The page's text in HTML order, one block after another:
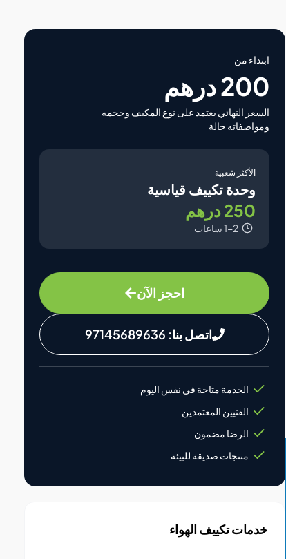
ابتداء من
200 درهم
السعر النهائي يعتمد على نوع المكيف وحجمه
ومواصفاته حالة
الأكثر شعبية
وحدة تكييف قياسية
250 درهم
1-2 ساعات
احجز الآن
اتصل بنا: 97145689636
الخدمة متاحة في نفس اليوم
الفنيين المعتمدين
الرضا مضمون
منتجات صديقة للبيئة
خدمات تكييف الهواء